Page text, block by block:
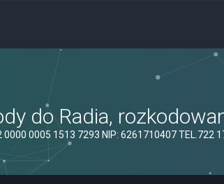
do Radia,
0005 1513 7293 NIP: 6261710407 TEL.722